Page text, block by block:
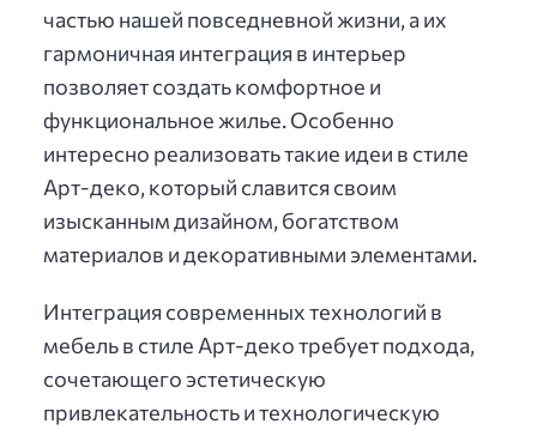
частью нашей повседневной жизни, а их
гармоничная интеграция в интерьер
позволяет создать комфортное и
функциональное жилье. Особенно
интересно реализовать такие идеи в стиле
Арт-деко, который славится своим
изысканным дизайном, богатством
материалов и декоративными элементами.
Интеграция современных технологий в
мебель в стиле Арт-деко требует подхода,
сочетающего эстетическую
привлекательность и технологическую